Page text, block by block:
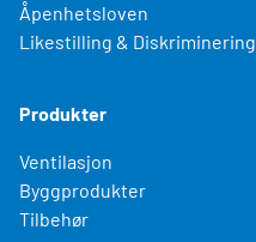
Åpenhetsloven
Likestilling & Diskriminering
Produkter
Ventilasjon
Byggprodukter
Tilbehør